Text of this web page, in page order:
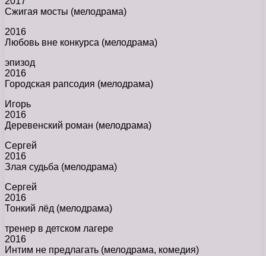
Сжигая мосты (мелодрама)
2016
Любовь вне конкурса (мелодрама)
эпизод
2016
Городская рапсодия (мелодрама)
Игорь
2016
Деревенский роман (мелодрама)
Сергей
2016
Злая судьба (мелодрама)
Сергей
2016
Тонкий лёд (мелодрама)
тренер в детском лагере
2016
Интим не предлагать (мелодрама, комедия)